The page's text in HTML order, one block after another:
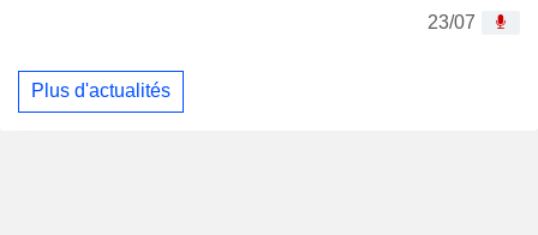
23/07
Plus d'actualités